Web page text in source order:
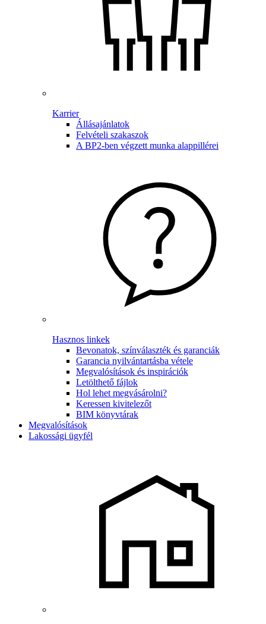
Karrier
Állásajánlatok
Felvételi szakaszok
A BP2-ben végzett munka alappillérei
Hasznos linkek
Bevonatok, színválaszték és garanciák
Garancia nyilvántartásba vétele
Megvalósítások és inspirációk
Letölthető fájlok
Hol lehet megvásárolni?
Keressen kivitelezőt
BIM könyvtárak
Megvalósítások
Lakossági ügyfél